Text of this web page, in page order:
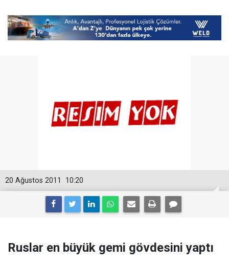
10:20
20 Ağustos 2011
Ruslar en büyük gemi gövdesini yaptı